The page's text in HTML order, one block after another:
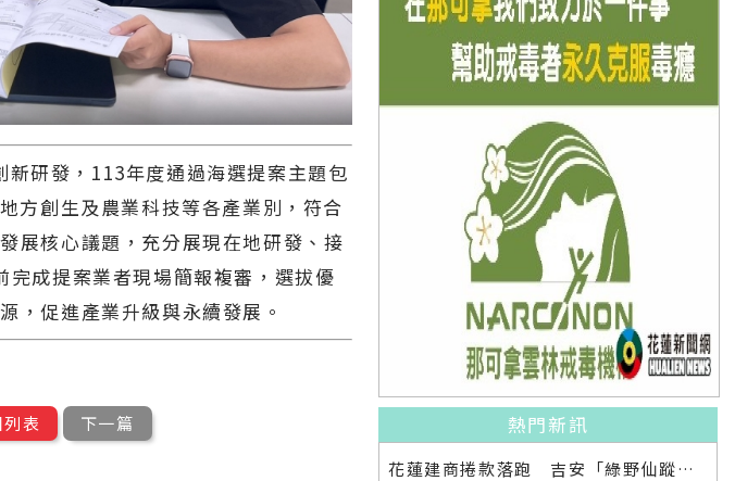
研發，113年度通過海選提案主題包
方創生及農業科技等各產業別，符合
展核心議題，充分展現在地研發、接
成提案業者現場簡報複審，選拔優
，促進產業升級與永續發展。
表 下一篇 熱門新訊
花蓮建商捲款落跑 吉安「綠野仙蹤」整棟2.6億將法拍